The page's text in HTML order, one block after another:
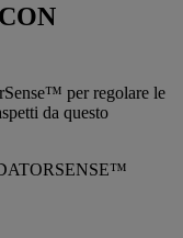
per regolare le
da questo